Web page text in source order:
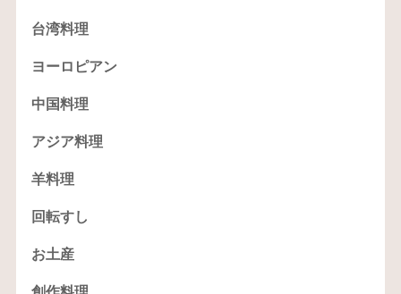
台湾料理
ヨーロピアン
中国料理
アジア料理
羊料理
回転すし
お土産